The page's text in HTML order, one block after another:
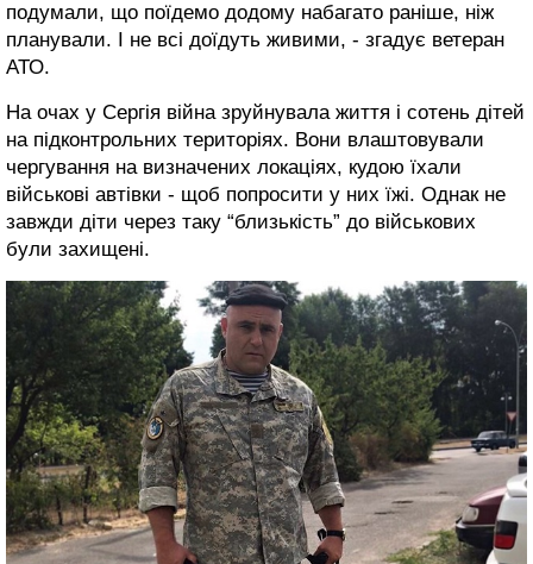
подумали, що поїдемо додому набагато раніше, ніж
планували. І не всі доїдуть живими, - згадує ветеран
АТО.
На очах у Сергія війна зруйнувала життя і сотень дітей
на підконтрольних територіях. Вони влаштовували
чергування на визначених локаціях, кудою їхали
військові автівки - щоб попросити у них їжі. Однак не
завжди діти через таку “близькість” до військових
були захищені.